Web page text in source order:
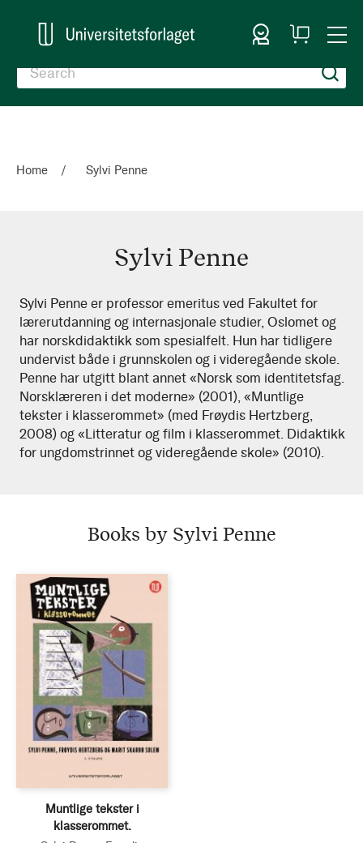
Sign In
My
Cart
Home Sylvi Penne
Sylvi Penne
Sylvi
Penne
Sylvi Penne er professor emeritus ved Fakultet for
lærerutdanning og internasjonale studier, Oslomet og
har norskdidaktikk som spesialfelt. Hun har tidligere
undervist både i grunnskolen og i videregående skole.
Penne har utgitt blant annet «Norsk som identitetsfag.
Norsklæreren i det moderne» (2001), «Muntlige
tekster i klasserommet» (med Frøydis Hertzberg,
2008) og «Litteratur og film i klasserommet. Didaktikk
for ungdomstrinnet og videregående skole» (2010).
Books by Sylvi Penne
Muntlige tekster i
klasserommet.